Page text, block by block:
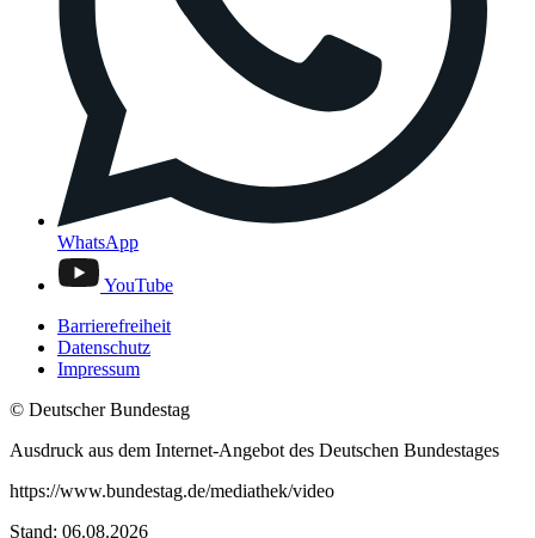
WhatsApp
YouTube
Barrierefreiheit
Datenschutz
Impressum
© Deutscher Bundestag
Ausdruck aus dem Internet-Angebot des Deutschen Bundestages
https://www.bundestag.de/mediathek/video
Stand: 06.08.2026